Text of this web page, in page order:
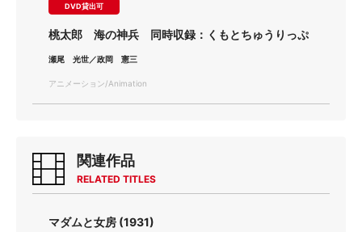
DVD貸出可
桃太郎 海の神兵 同時収録：くもとちゅうりっぷ
瀬尾 光世／政岡 憲三
アニメーション/Animation
関連作品
RELATED TITLES
マダムと女房 (1931)